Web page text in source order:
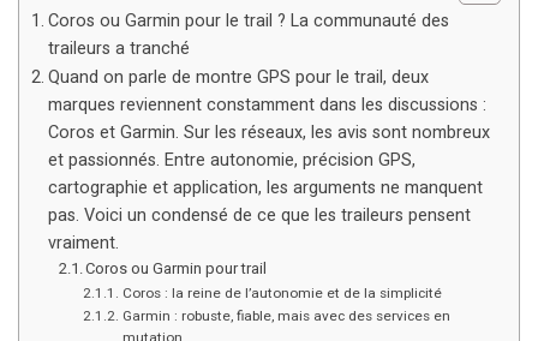
Coros ou Garmin pour le trail ? La communauté des
traileurs a tranché
Quand on parle de montre GPS pour le trail, deux
marques reviennent constamment dans les discussions :
Coros et Garmin. Sur les réseaux, les avis sont nombreux
et passionnés. Entre autonomie, précision GPS,
cartographie et application, les arguments ne manquent
pas. Voici un condensé de ce que les traileurs pensent
vraiment.
Coros ou Garmin pour trail
Coros : la reine de l’autonomie et de la simplicité
Garmin : robuste, fiable, mais avec des services en